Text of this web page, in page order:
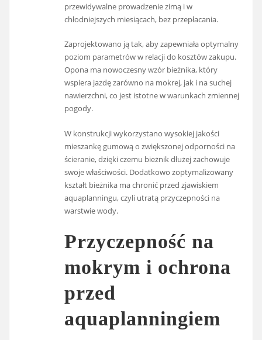
przewidywalne prowadzenie zimą i w
chłodniejszych miesiącach, bez przepłacania.
Zaprojektowano ją tak, aby zapewniała optymalny
poziom parametrów w relacji do kosztów zakupu.
Opona ma nowoczesny wzór bieżnika, który
wspiera jazdę zarówno na mokrej, jak i na suchej
nawierzchni, co jest istotne w warunkach zmiennej
pogody.
W konstrukcji wykorzystano wysokiej jakości
mieszankę gumową o zwiększonej odporności na
ścieranie, dzięki czemu bieżnik dłużej zachowuje
swoje właściwości. Dodatkowo zoptymalizowany
kształt bieżnika ma chronić przed zjawiskiem
aquaplanningu, czyli utratą przyczepności na
warstwie wody.
Przyczepność na
mokrym i ochrona
przed
aquaplanningiem